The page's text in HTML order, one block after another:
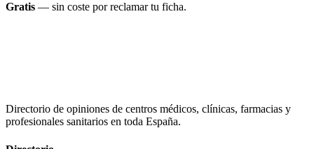
Gratis — sin coste por reclamar tu ficha.
Directorio de opiniones de centros médicos, clínicas, farmacias y
profesionales sanitarios en toda España.